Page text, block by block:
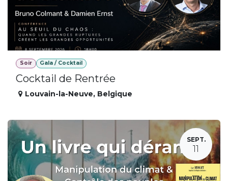
Soir Gala / Cocktail
Cocktail de Rentrée
Louvain-la-Neuve, Belgique
SEPT.
11